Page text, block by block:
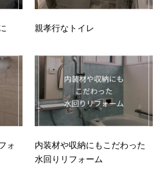
親孝行なトイレ
ォ
内装材や収納にもこだわった
水回りリフォーム